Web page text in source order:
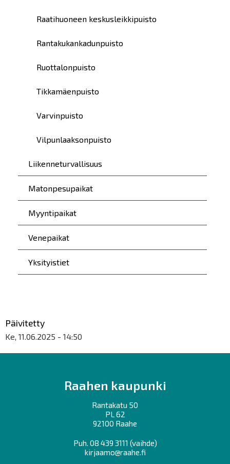
Raatihuoneen keskusleikkipuisto
Rantakukankadunpuisto
Ruottalonpuisto
Tikkamäenpuisto
Varvinpuisto
Vilpunlaaksonpuisto
Liikenneturvallisuus
Matonpesupaikat
Myyntipaikat
Venepaikat
Yksityistiet
Päivitetty
Ke, 11.06.2025 - 14:50
Raahen kaupunki
Rantakatu 50
PL 62
92100 Raahe
Puh. 08 439 3111 (vaihde)
kirjaamo@raahe.fi